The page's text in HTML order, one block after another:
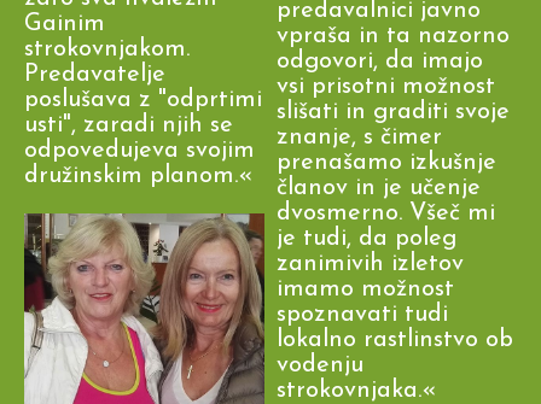
Gainim
strokovnjakom.
Predavatelje
poslušava z "odprtimi
usti", zaradi njih se
odpovedujeva svojim
družinskim planom.«
predavalnici javno
vpraša in ta nazorno
odgovori, da imajo
vsi prisotni možnost
slišati in graditi svoje
znanje, s čimer
prenašamo izkušnje
članov in je učenje
dvosmerno. Všeč mi
je tudi, da poleg
zanimivih izletov
imamo možnost
spoznavati tudi
lokalno rastlinstvo ob
vodenju
strokovnjaka.«